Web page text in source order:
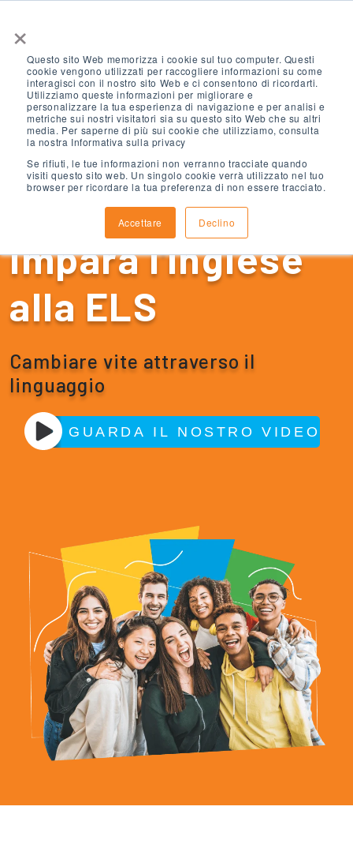
×
Questo sito Web memorizza i cookie sul tuo computer. Questi
cookie vengono utilizzati per raccogliere informazioni su come
interagisci con il nostro sito Web e ci consentono di ricordarti.
Utilizziamo queste informazioni per migliorare e
personalizzare la tua esperienza di navigazione e per analisi e
metriche sui nostri visitatori sia su questo sito Web che su altri
media. Per saperne di più sui cookie che utilizziamo, consulta
la nostra Informativa sulla privacy
Se rifiuti, le tue informazioni non verranno tracciate quando
visiti questo sito web. Un singolo cookie verrà utilizzato nel tuo
browser per ricordare la tua preferenza di non essere tracciato.
Accettare Declino
Impara l'inglese
alla ELS
Cambiare vite attraverso il
linguaggio
GUARDA IL NOSTRO VIDEO